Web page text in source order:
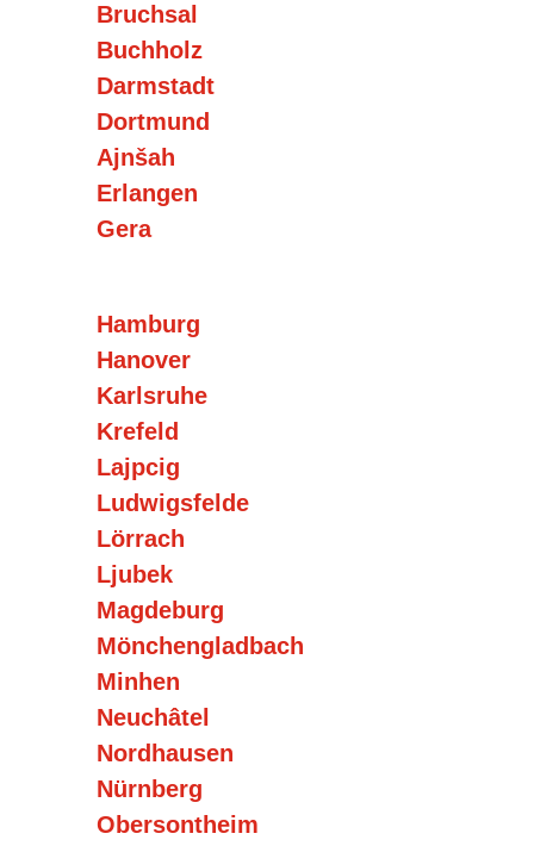
Bruchsal
Buchholz
Darmstadt
Dortmund
Ajnšah
Erlangen
Gera
Hamburg
Hanover
Karlsruhe
Krefeld
Lajpcig
Ludwigsfelde
Lörrach
Ljubek
Magdeburg
Mönchengladbach
Minhen
Neuchâtel
Nordhausen
Nürnberg
Obersontheim